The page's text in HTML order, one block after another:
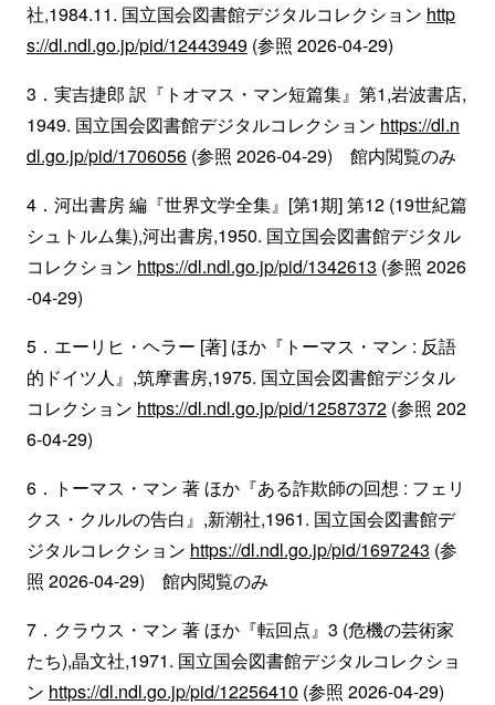
社,1984.11. 国立国会図書館デジタルコレクション http
s://dl.ndl.go.jp/pid/12443949 (参照 2026-04-29)
3．実吉捷郎 訳『トオマス・マン短篇集』第1,岩波書店,
1949. 国立国会図書館デジタルコレクション https://dl.n
dl.go.jp/pid/1706056 (参照 2026-04-29) 館内閲覧のみ
4．河出書房 編『世界文学全集』[第1期] 第12 (19世紀篇
シュトルム集),河出書房,1950. 国立国会図書館デジタル
コレクション https://dl.ndl.go.jp/pid/1342613 (参照 2026
-04-29)
5．エーリヒ・ヘラー [著] ほか『トーマス・マン : 反語
的ドイツ人』,筑摩書房,1975. 国立国会図書館デジタル
コレクション https://dl.ndl.go.jp/pid/12587372 (参照 202
6-04-29)
6．トーマス・マン 著 ほか『ある詐欺師の回想 : フェリ
クス・クルルの告白』,新潮社,1961. 国立国会図書館デ
ジタルコレクション https://dl.ndl.go.jp/pid/1697243 (参
照 2026-04-29) 館内閲覧のみ
7．クラウス・マン 著 ほか『転回点』3 (危機の芸術家
たち),晶文社,1971. 国立国会図書館デジタルコレクショ
ン https://dl.ndl.go.jp/pid/12256410 (参照 2026-04-29)